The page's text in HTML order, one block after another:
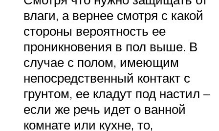
влаги, а вернее смотря с какой
стороны вероятность ее
проникновения в пол выше. В
случае с полом, имеющим
непосредственный контакт с
грунтом, ее кладут под настил –
если же речь идет о ванной
комнате или кухне, то,